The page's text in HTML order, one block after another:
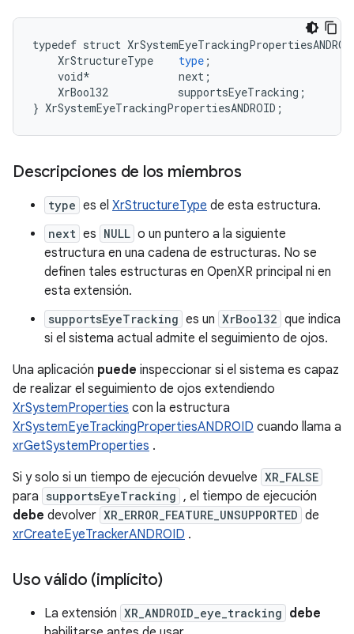
typedef struct
XrStructureType
type ;
void* next ;
XrBool32
supportsEyeTracking ;
} XrSystemEyeTrackingPropertiesANDROID ;
Descripciones de los miembros
type es el XrStructureType de esta estructura.
next es NULL o un puntero a la siguiente
estructura en una cadena de estructuras. No se
definen tales estructuras en OpenXR principal ni en
esta extensión.
supportsEyeTracking es un XrBool32 que indica
si el sistema actual admite el seguimiento de ojos.
Una aplicación puede inspeccionar si el sistema es capaz
de realizar el seguimiento de ojos extendiendo
XrSystemProperties con la estructura
XrSystemEyeTrackingPropertiesANDROID cuando llama a
xrGetSystemProperties .
Si y solo si un tiempo de ejecución devuelve XR_FALSE
para supportsEyeTracking , el tiempo de ejecución
debe devolver XR_ERROR_FEATURE_UNSUPPORTED de
xrCreateEyeTrackerANDROID .
Uso válido (implícito)
La extensión XR_ANDROID_eye_tracking debe